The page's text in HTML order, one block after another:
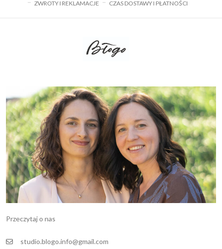
ZWROTY I REKLAMACJE
CZAS DOSTAWY I PŁATNOŚCI
Przeczytaj o nas
studio.blogo.info@gmail.com